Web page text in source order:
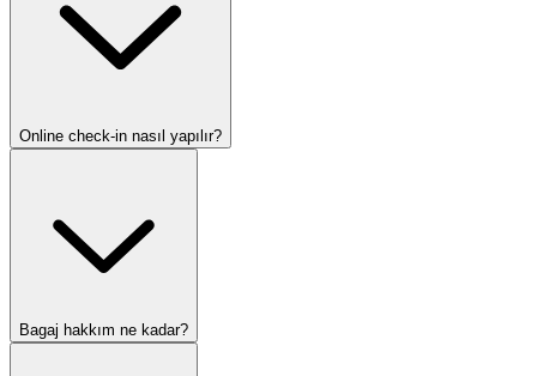
Online check-in nasıl yapılır?
Bagaj hakkım ne kadar?